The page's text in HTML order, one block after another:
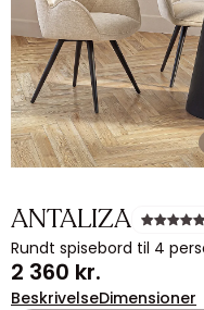
ANTALIZA
Rundt spisebord til 4
2 360 kr.
BeskrivelseDimensioner